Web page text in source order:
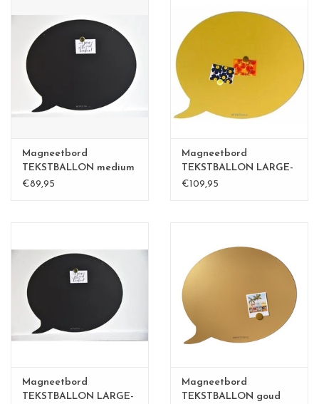
Magneetbord
TEKSTBALLON medium
ZWART
€89,95
Magneetbord
TEKSTBALLON LARGE-
zandgeel
€109,95
Magneetbord
TEKSTBALLON LARGE-
Magneetbord
TEKSTBALLON goud